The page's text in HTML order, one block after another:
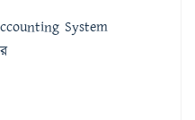
System